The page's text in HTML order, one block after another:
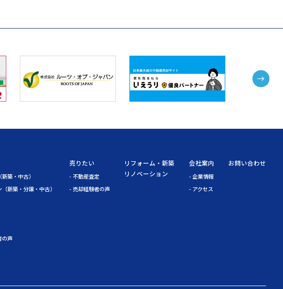
（新築・中古）
（新築・分譲・中古）
の声
売りたい
- 不動産査定
- 売却経験者の声
リフォーム・新築
リノベーション
会社案内
- 企業情報
- アクセス
お問い合わせ